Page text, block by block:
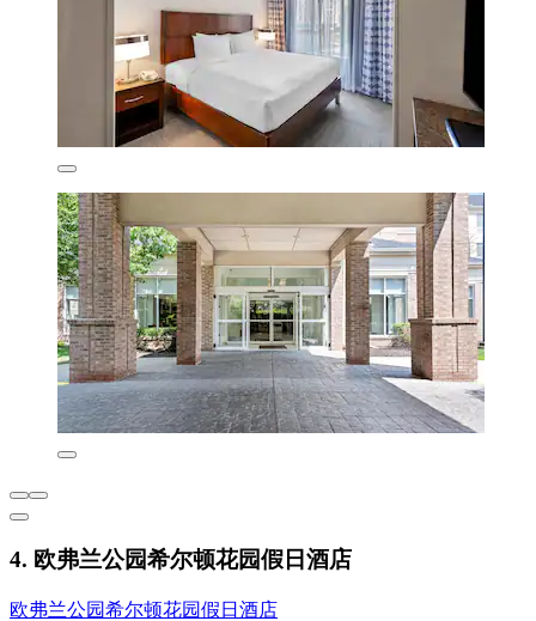
4. 欧弗兰公园希尔顿花园假日酒店
欧弗兰公园希尔顿花园假日酒店